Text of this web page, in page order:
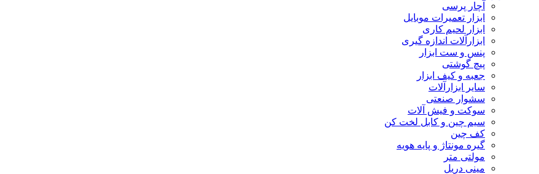
آچار پرسی
ابزار تعمیرات موبایل
ابزار لحیم کاری
ابزارآلات اندازه گیری
پنس و ست ابزار
پیچ گوشتی
جعبه و کیف ابزار
سایر ابزارآلات
سشوار صنعتی
سوکت و فیش آلات
سیم چین و کابل لخت کن
کف چین
گیره مونتاژ و پایه هویه
مولتی متر
مینی دریل